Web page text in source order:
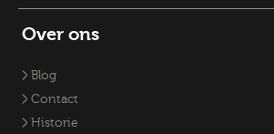
Over ons
Blog
Contact
Historie